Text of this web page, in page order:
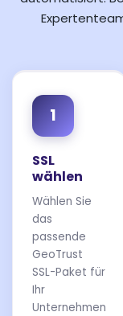
1
SSL
wählen
Wählen Sie
das
passende
GeoTrust
SSL-Paket für
Ihr
Unternehmen